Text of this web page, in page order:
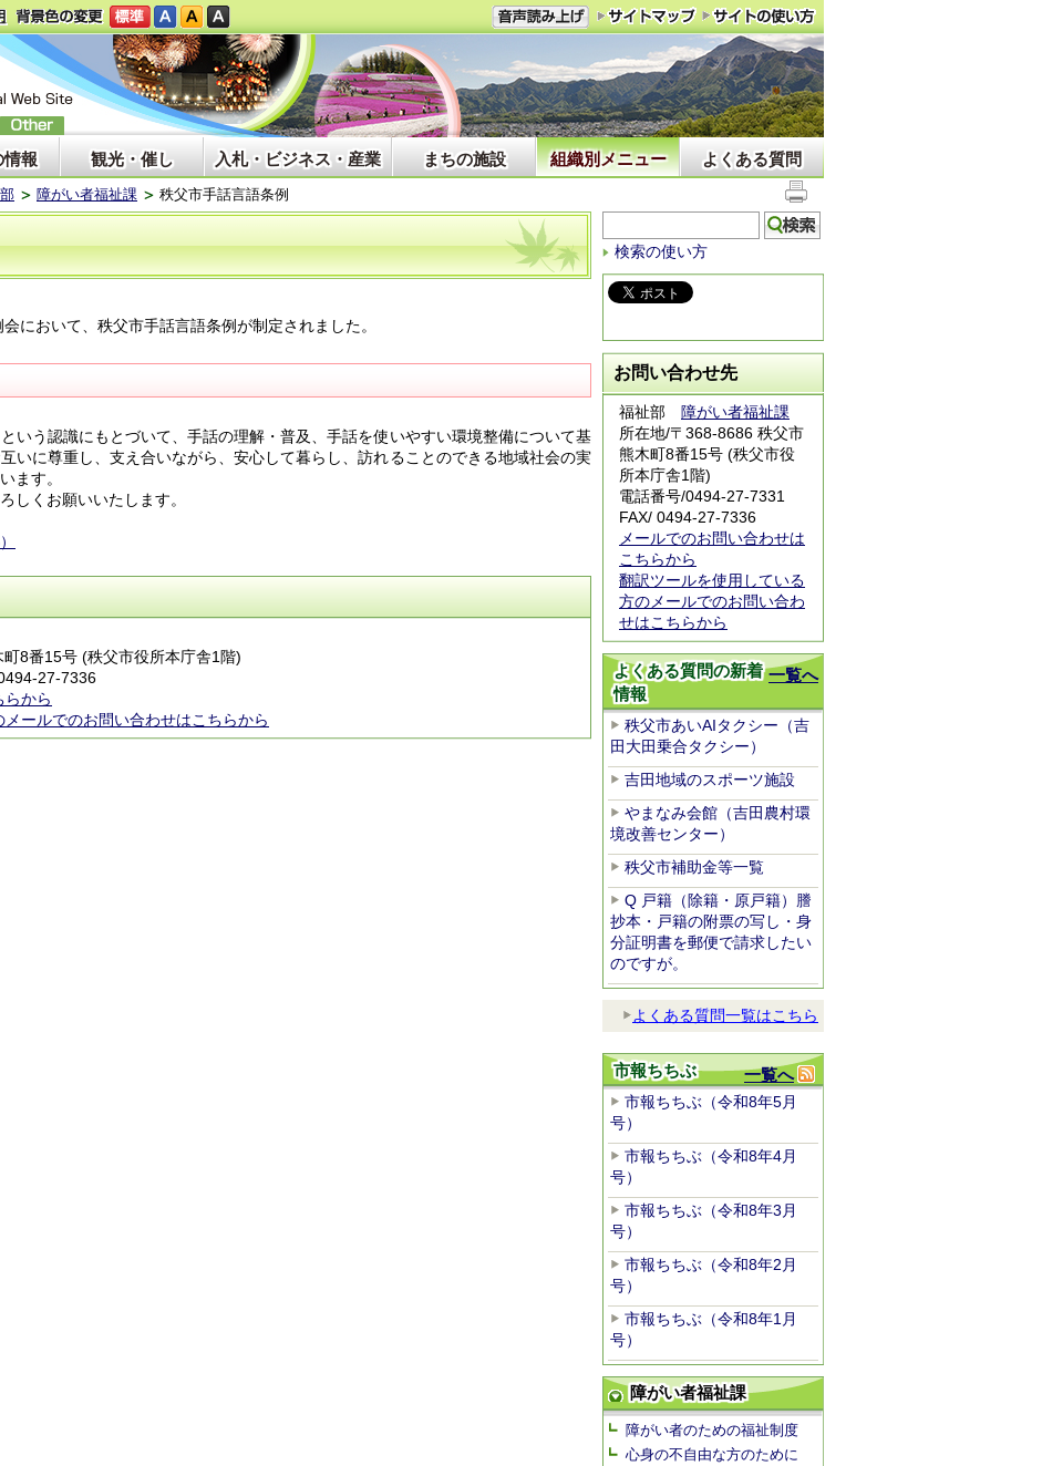
情報 観光・催し 入札・ビジネス・産業 まちの施設 組織別メニュー よくある質問
障がい者福祉課 秩父市手話言語条例
において、秩父市手話言語条例が制定されました。
いう認識にもとづいて、手話の理解・普及、手話を使いやすい環境整備について基
いに尊重し、支え合いながら、安心して暮らし、訪れることのできる地域社会の実
ます。
しくお願いいたします。
8番15号 (秩父市役所本庁舎1階)
27-7336
らから
ールでのお問い合わせはこちらから
検索の使い方
お問い合わせ先
福祉部 障がい者福祉課
所在地/〒368-8686 秩父市
熊木町8番15号 (秩父市役
所本庁舎1階)
電話番号/0494-27-7331
FAX/ 0494-27-7336
メールでのお問い合わせは
こちらから
翻訳ツールを使用している
方のメールでのお問い合わ
せはこちらから
一覧へ
よくある質問の新着
情報
秩父市あいAIタクシー（吉
田大田乗合タクシー）
吉田地域のスポーツ施設
やまなみ会館（吉田農村環
境改善センター）
秩父市補助金等一覧
Q 戸籍（除籍・原戸籍）謄
抄本・戸籍の附票の写し・身
分証明書を郵便で請求したい
のですが。
よくある質問一覧はこちら
一覧へ
市報ちちぶ
市報ちちぶ（令和8年5月
号）
市報ちちぶ（令和8年4月
号）
市報ちちぶ（令和8年3月
号）
市報ちちぶ（令和8年2月
号）
市報ちちぶ（令和8年1月
号）
障がい者福祉課
障がい者のための福祉制度
心身の不自由な方のために